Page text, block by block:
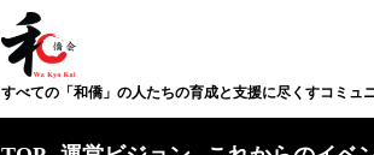
すべての「和僑」の人たちの育成と支援に尽くすコミュ